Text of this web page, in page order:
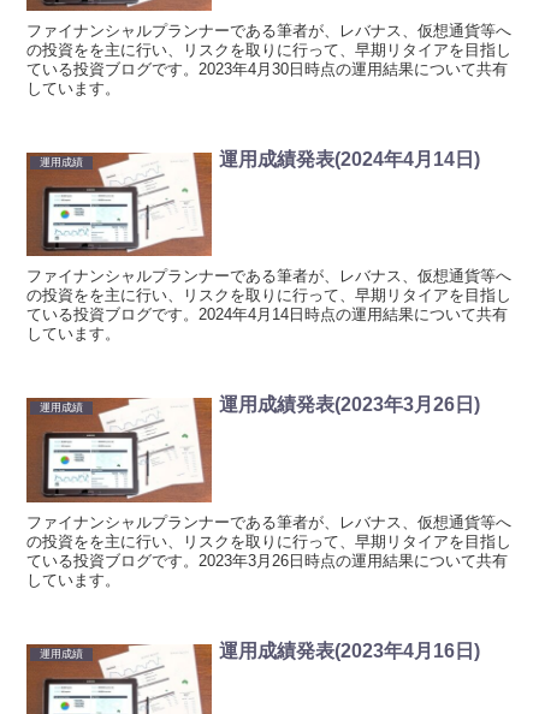
ファイナンシャルプランナーである筆者が、レバナス、仮想通貨等へ
の投資をを主に行い、リスクを取りに行って、早期リタイアを目指し
ている投資ブログです。2023年4月30日時点の運用結果について共有
しています。
運用成績 運用成績発表(2024年4月14日)
ファイナンシャルプランナーである筆者が、レバナス、仮想通貨等へ
の投資をを主に行い、リスクを取りに行って、早期リタイアを目指し
ている投資ブログです。2024年4月14日時点の運用結果について共有
しています。
運用成績 運用成績発表(2023年3月26日)
ファイナンシャルプランナーである筆者が、レバナス、仮想通貨等へ
の投資をを主に行い、リスクを取りに行って、早期リタイアを目指し
ている投資ブログです。2023年3月26日時点の運用結果について共有
しています。
運用成績 運用成績発表(2023年4月16日)